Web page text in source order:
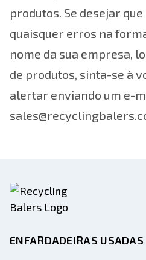
produtos. Se desejar
quaisquer erros na
nome da sua empresa,
de produtos, sinta-se à
alertar enviando um e-
ENFARDADEIRAS USADAS